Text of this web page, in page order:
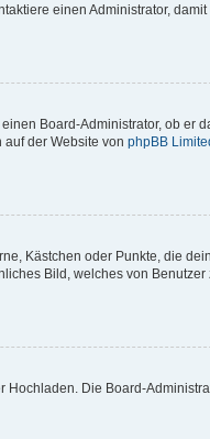
einen Administrator,
Board-Administrator, ob er
der Website von phpBB
Kästchen oder Punkte, die
Bild, welches von Benutzer
Die Board-